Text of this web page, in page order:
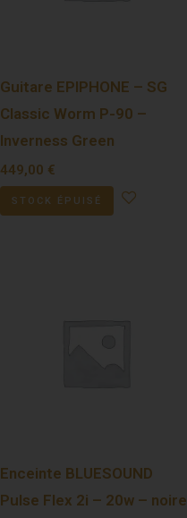
Guitare EPIPHONE – SG
Classic Worm P-90 –
Inverness Green
449,00 €
STOCK ÉPUISÉ
Enceinte BLUESOUND
Pulse Flex 2i – 20w – noire